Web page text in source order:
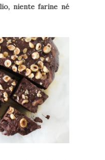
niente farine né